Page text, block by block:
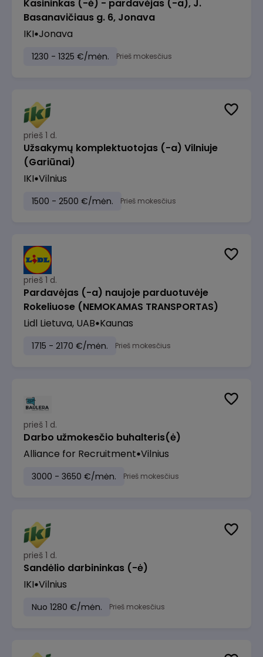
Kasininkas (-ė) - pardavėjas (-a), J.
Basanavičiaus g. 6, Jonava
IKI Jonava
1230 - 1325 €/mėn. Prieš mokesčius
prieš 1 d.
Užsakymų komplektuotojas (-a) Vilniuje
(Gariūnai)
IKI Vilnius
1500 - 2500 €/mėn. Prieš mokesčius
prieš 1 d.
Pardavėjas (-a) naujoje parduotuvėje
Rokeliuose (NEMOKAMAS TRANSPORTAS)
Lidl Lietuva, UAB Kaunas
1715 - 2170 €/mėn. Prieš mokesčius
prieš 1 d.
Darbo užmokesčio buhalteris(ė)
Alliance for Recruitment Vilnius
3000 - 3650 €/mėn. Prieš mokesčius
prieš 1 d.
Sandėlio darbininkas (-ė)
IKI Vilnius
Nuo 1280 €/mėn. Prieš mokesčius